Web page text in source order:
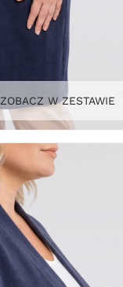
ZOBACZ W ZESTAWIE